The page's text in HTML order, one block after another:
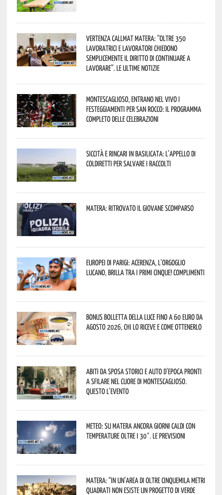
Vertenza CallMat Matera: “Oltre 350
lavoratrici e lavoratori chiedono
semplicemente il diritto di continuare a
lavorare”. Le ultime notizie
Montescaglioso, entrano nel vivo i
festeggiamenti per San Rocco: il programma
completo delle celebrazioni
Siccità e rincari in Basilicata: l’appello di
Coldiretti per salvare i raccolti
Matera: ritrovato il giovane scomparso
Europei di Parigi: Acerenza, l’orgoglio
lucano, brilla tra i primi cinque! Complimenti
Bonus bolletta della luce fino a 60 euro da
agosto 2026, chi lo riceve e come ottenerlo
Abiti da sposa storici e auto d’epoca pronti
a sfilare nel cuore di Montescaglioso.
Questo l’evento
Meteo: su Matera ancora giorni caldi con
temperature oltre i 30°. Le previsioni
Matera: “In un’area di oltre cinquemila metri
quadrati non esiste un progetto di verde